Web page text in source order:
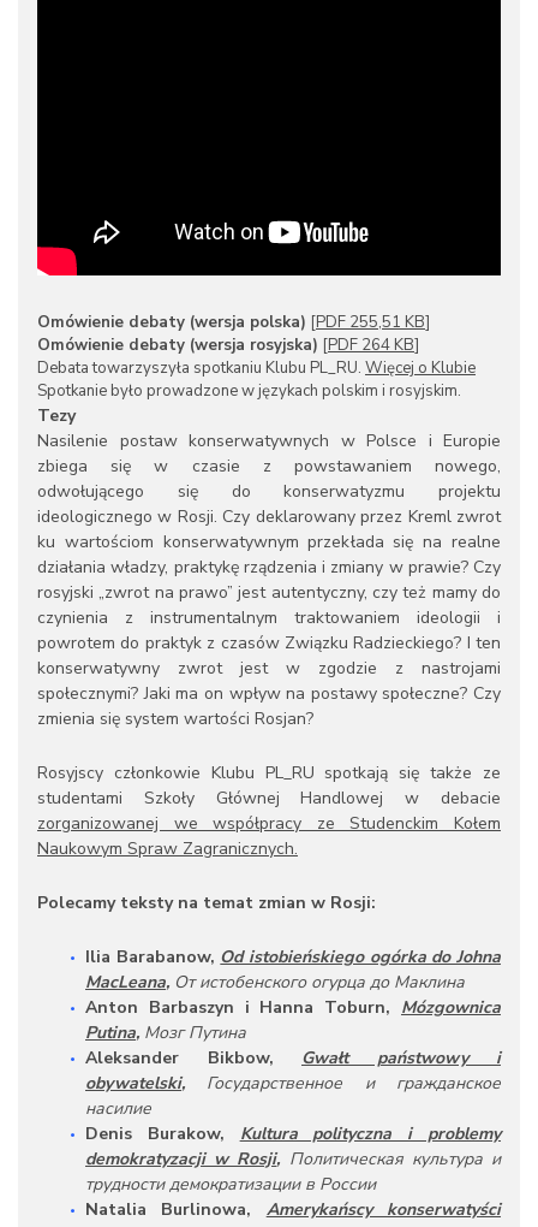
Omówienie debaty (wersja polska) [PDF 255,51 KB]
Omówienie debaty (wersja rosyjska) [PDF 264 KB]
Debata towarzyszyła spotkaniu Klubu PL_RU. Więcej o Klubie
Spotkanie było prowadzone w językach polskim i rosyjskim.
Tezy
Nasilenie postaw konserwatywnych w Polsce i Europie
zbiega się w czasie z powstawaniem nowego,
odwołującego się do konserwatyzmu projektu
ideologicznego w Rosji. Czy deklarowany przez Kreml zwrot
ku wartościom konserwatywnym przekłada się na realne
działania władzy, praktykę rządzenia i zmiany w prawie? Czy
rosyjski „zwrot na prawo” jest autentyczny, czy też mamy do
czynienia z instrumentalnym traktowaniem ideologii i
powrotem do praktyk z czasów Związku Radzieckiego? I ten
konserwatywny zwrot jest w zgodzie z nastrojami
społecznymi? Jaki ma on wpływ na postawy społeczne? Czy
zmienia się system wartości Rosjan?
Rosyjscy członkowie Klubu PL_RU spotkają się także ze
studentami Szkoły Głównej Handlowej w debacie
zorganizowanej we współpracy ze Studenckim Kołem
Naukowym Spraw Zagranicznych.
Polecamy teksty na temat zmian w Rosji:
Ilia Barabanow, Od istobieńskiego ogórka do Johna
MacLeana, Отистобенского огурца до Маклина
Anton Barbaszyn i Hanna Toburn, Mózgownica
Putina, МозгПутина
Aleksander Bikbow,
Gwałt państwowy i
obywatelski, Государственное и гражданское
насилие
Denis Burakow, Kultura polityczna i problemy
demokratyzacji w Rosji, Политическая культура и
трудностидемократизации в России
Natalia Burlinowa, Amerykańscy konserwatyści